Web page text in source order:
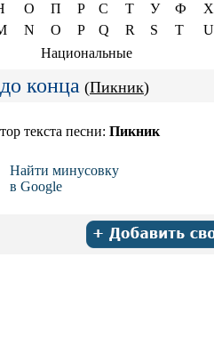
О П Р С Т У Ф Х
N O P Q R S T U
Национальные
конца (Пикник)
текста песни: Пикник
Найти минусовку
в Google